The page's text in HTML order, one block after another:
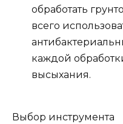
обработать
всего
каждой
высыхания.
Выбор инструмента